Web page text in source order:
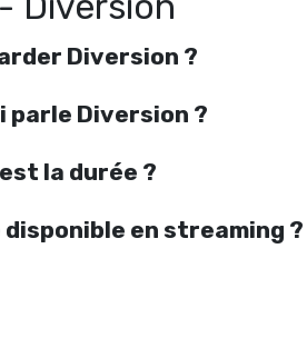
Diversion ?
parle Diversion ?
la durée ?
en streaming ?